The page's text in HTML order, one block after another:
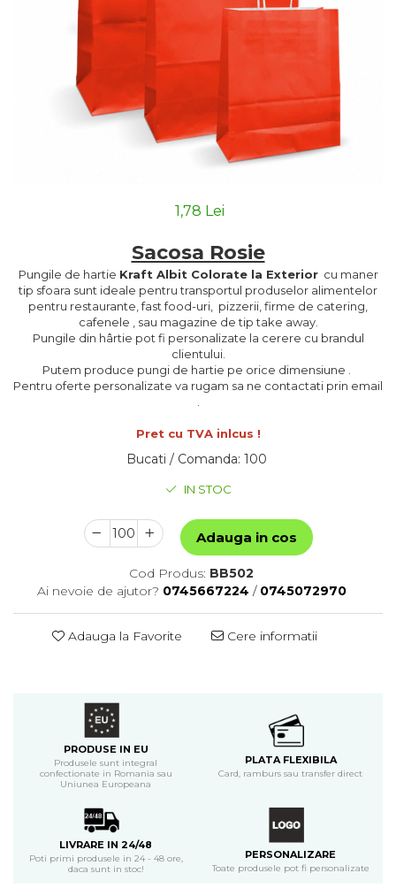
1,78 Lei
Sacosa Rosie
Pungile de hartie Kraft Albit Colorate la Exteriorcu maner
tip sfoara sunt ideale pentru transportul produselor alimentelor
pentru restaurante, fast food-uri, pizzerii, firme de catering,
cafenele , sau magazine de tip take away.
Pungile din hârtie pot fi personalizate la cerere cu brandul
clientului.
Putem produce pungi de hartie pe orice dimensiune .
Pentru oferte personalizate va rugam sa ne contactati prin email
.
Pret cu TVA inlcus !
Bucati / Comanda: 100
IN STOC
Adauga in cos
Cod Produs: BB502
Ai nevoie de ajutor? 0745667224 / 0745072970
Adauga la Favorite Cere informatii
PRODUSE IN EU
Produsele sunt integral
confectionate in Romania sau
Uniunea Europeana
PLATA FLEXIBILA
Card, ramburs sau transfer direct
LIVRARE IN 24/48
Poti primi produsele in 24 - 48 ore,
daca sunt in stoc!
PERSONALIZARE
Toate produsele pot fi personalizate